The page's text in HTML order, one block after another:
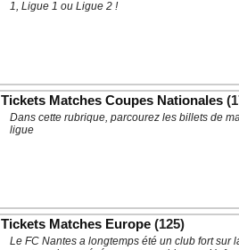
1, Ligue 1 ou Ligue 2 !
Tickets Matches Coupes Nationales
Dans cette rubrique, parcourez les billets de
ligue
Tickets Matches Europe (125)
Le FC Nantes a longtemps été un club fort